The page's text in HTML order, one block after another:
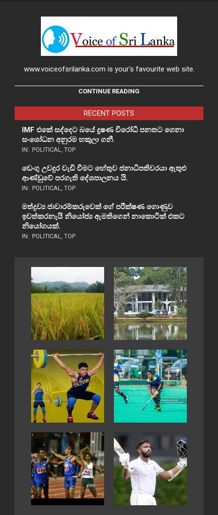
www.voiceofsrilanka.com is your's favourite web site.
CONTINUE READING
RECENT POSTS
IMF එකේ සද්දෙට බයේ දූෂණ විරෝධී පනතට ගෙනා
සංශෝධන අනුරම හකුලා ගනී.
IN: POLITICAL, TOP
ඩෙංගු උවදුර වැඩි වීමට හේතුව ජනාධිපතිවරයා ඇතුළු
ආණ්ඩුවේ පරගැති දේශපාලනය යි.
IN: POLITICAL, TOP
මත්ද්‍රව්‍ය ජාවාරම්කරුවෙක් ගේ පරීක්ෂණ ගොණුව
ඉවත්කරනැයි නියෝජ්‍ය ඇමතිගෙන් නාකොටික් එකට
නියෝගයක්.
IN: POLITICAL, TOP